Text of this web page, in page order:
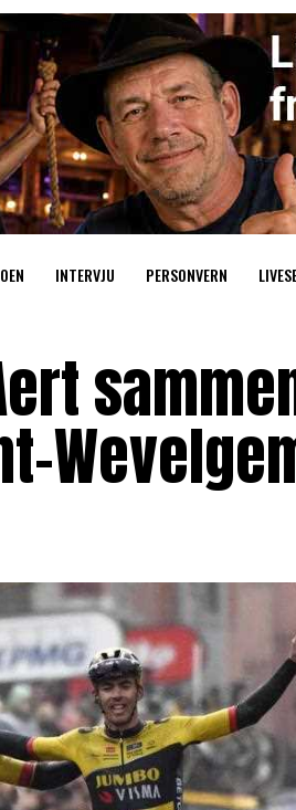
INTERVJU PERSONVERN